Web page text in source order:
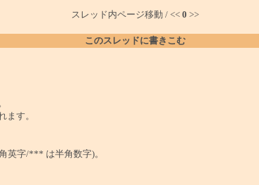
スレッド内ページ移動 / << 0 >>
このスレッドに書きこむ
ます。
英字/*** は半角数字)。